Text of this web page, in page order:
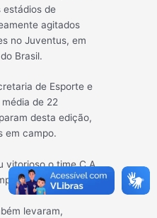
estádios de
agitados
no Juventus, em
Brasil.
de Esporte e
de 22
desta edição,
em campo.
vitorioso o time C.A
foi o R.E.P.B.
levaram,